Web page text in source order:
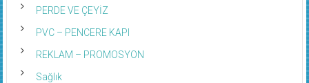
PERDE VE ÇEYİZ
PVC – PENCERE KAPI
REKLAM – PROMOSYON
Sağlık